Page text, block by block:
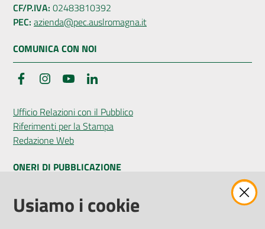
CF/P.IVA: 02483810392
PEC: azienda@pec.auslromagna.it
COMUNICA CON NOI
FacebookInstagramYouTube
Ufficio Relazioni con il Pubblico
Riferimenti per la Stampa
Redazione Web
ONERI DI PUBBLICAZIONE
Amministrazione Trasparente
Pubblicità legale
Usiamo i cookie